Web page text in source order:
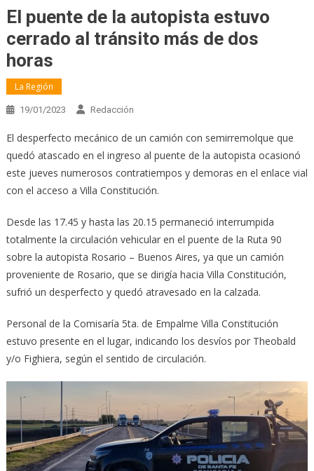
El puente de la autopista estuvo
cerrado al tránsito más de dos
horas
La Región
19/01/2023 Redacción
El desperfecto mecánico de un camión con semirremolque que
quedó atascado en el ingreso al puente de la autopista ocasionó
este jueves numerosos contratiempos y demoras en el enlace vial
con el acceso a Villa Constitución.
Desde las 17.45 y hasta las 20.15 permaneció interrumpida
totalmente la circulación vehicular en el puente de la Ruta 90
sobre la autopista Rosario – Buenos Aires, ya que un camión
proveniente de Rosario, que se dirigía hacia Villa Constitución,
sufrió un desperfecto y quedó atravesado en la calzada.
Personal de la Comisaría 5ta. de Empalme Villa Constitución
estuvo presente en el lugar, indicando los desvíos por Theobald
y/o Fighiera, según el sentido de circulación.